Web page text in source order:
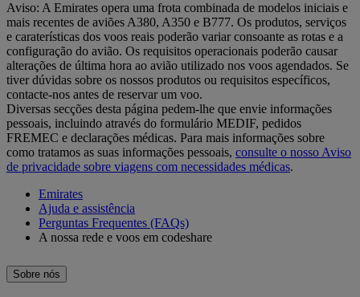
Aviso: A Emirates opera uma frota combinada de modelos iniciais e
mais recentes de aviões A380, A350 e B777. Os produtos, serviços
e caraterísticas dos voos reais poderão variar consoante as rotas e a
configuração do avião. Os requisitos operacionais poderão causar
alterações de última hora ao avião utilizado nos voos agendados. Se
tiver dúvidas sobre os nossos produtos ou requisitos específicos,
contacte-nos antes de reservar um voo.
Diversas secções desta página pedem-lhe que envie informações
pessoais, incluindo através do formulário MEDIF, pedidos
FREMEC e declarações médicas. Para mais informações sobre
como tratamos as suas informações pessoais, consulte o nosso Aviso
de privacidade sobre viagens com necessidades médicas.
Emirates
Ajuda e assistência
Perguntas Frequentes (FAQs)
A nossa rede e voos em codeshare
Sobre nós